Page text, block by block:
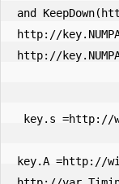
and
http://
http://
key.A =http://